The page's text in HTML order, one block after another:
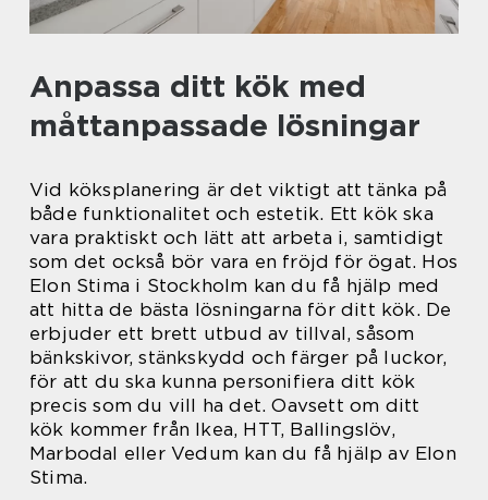
Anpassa ditt kök med
måttanpassade lösningar
Vid köksplanering är det viktigt att tänka på
både funktionalitet och estetik. Ett kök ska
vara praktiskt och lätt att arbeta i, samtidigt
som det också bör vara en fröjd för ögat. Hos
Elon Stima i Stockholm kan du få hjälp med
att hitta de bästa lösningarna för ditt kök. De
erbjuder ett brett utbud av tillval, såsom
bänkskivor, stänkskydd och färger på luckor,
för att du ska kunna personifiera ditt kök
precis som du vill ha det. Oavsett om ditt
kök kommer från Ikea, HTT, Ballingslöv,
Marbodal eller Vedum kan du få hjälp av Elon
Stima.